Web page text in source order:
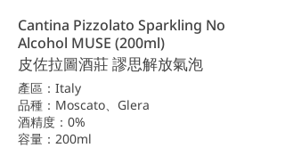
Cantina Pizzolato Sparkling No
Alcohol MUSE (200ml)
皮佐拉圖酒莊 謬思解放氣泡
產區：Italy
品種：Moscato、Glera
酒精度：0%
容量：200ml